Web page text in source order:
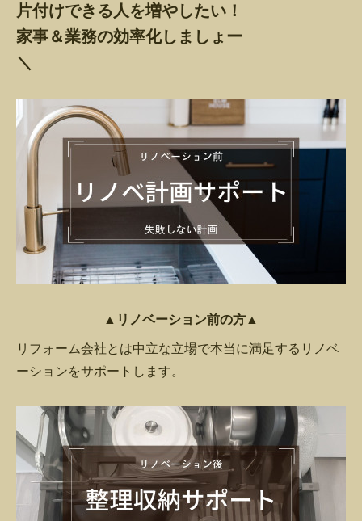
片付けできる人を増やしたい！
家事＆業務の効率化しましょー
＼
▲リノベーション前の方▲
リフォーム会社とは中立な立場で本当に満足するリノベ
ーションをサポートします。